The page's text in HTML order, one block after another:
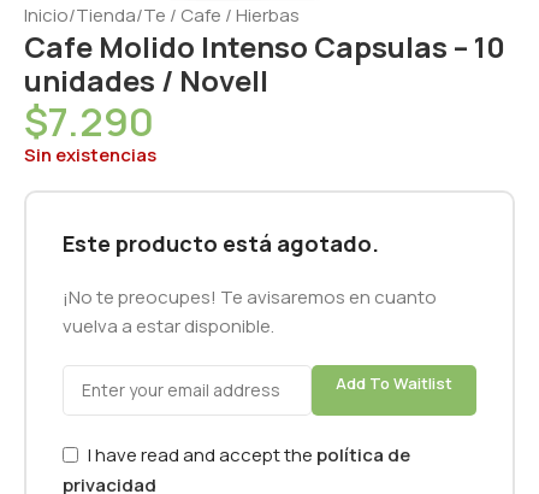
Inicio/Tienda/Te / Cafe / Hierbas
Cafe Molido Intenso Capsulas – 10
unidades / Novell
$7.290
Sin existencias
Este producto está agotado.
¡No te preocupes! Te avisaremos en cuanto
vuelva a estar disponible.
Add To Waitlist
I have read and accept the política de
privacidad